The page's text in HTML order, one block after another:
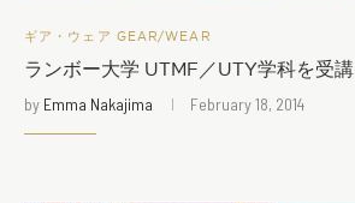
ギア・ウェア GEAR/WEAR
ランボー大学 UTMF／UTY学科を受講
by Emma Nakajima February 18, 2014